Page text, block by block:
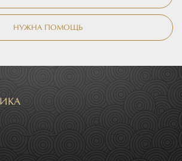
НУЖНА ПОМОЩЬ